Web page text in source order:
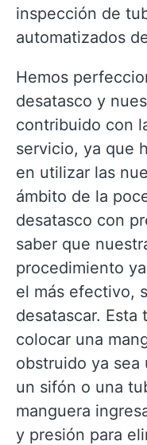
inspección de
automatizados
Hemos
desatasco y
contribuido con
servicio, ya que
en utilizar las
ámbito de la
desatasco con
saber que
procedimiento
el más efectivo,
desatascar. Esta
colocar una
obstruido ya sea
un sifón o una
manguera
y presión para